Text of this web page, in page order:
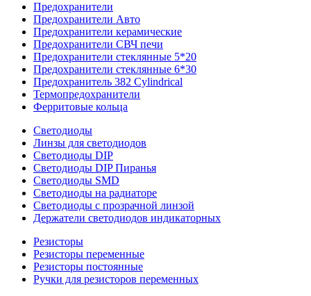
Предохранители
Предохранители Авто
Предохранители керамические
Предохранители СВЧ печи
Предохранители стеклянные 5*20
Предохранители стеклянные 6*30
Предохранитель 382 Cylindrical
Термопредохранители
Ферритовые кольца
Светодиоды
Линзы для светодиодов
Светодиоды DIP
Светодиоды DIP Пиранья
Светодиоды SMD
Светодиоды на радиаторе
Светодиоды с прозрачной линзой
Держатели светодиодов индикаторных
Резисторы
Резисторы переменные
Резисторы постоянные
Ручки для резисторов переменных